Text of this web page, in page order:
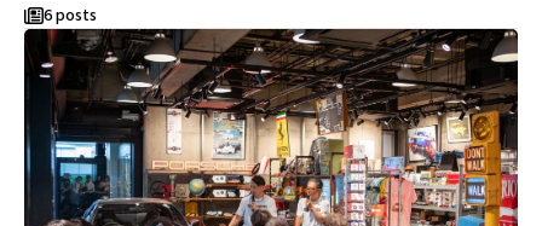
雑誌
メルマガ登録
ログイン
新規会員登録
6 posts